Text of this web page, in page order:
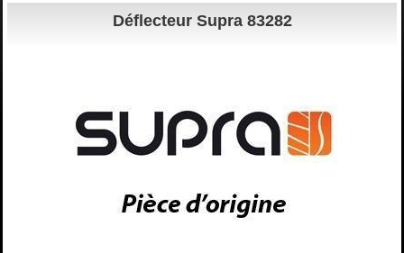
Déflecteur Supra 83282